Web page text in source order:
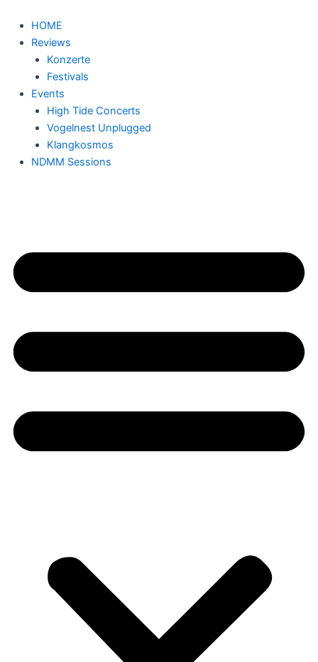
Inhalt
springen
HOME
Reviews
Konzerte
Festivals
Events
High Tide Concerts
Vogelnest Unplugged
Klangkosmos
NDMM Sessions